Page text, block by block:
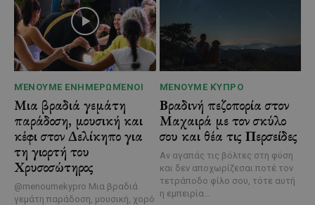
ΜΈΝΟΥΜΕ ΕΝΗΜΕΡΩΜΈΝΟΙ
Μια βραδιά γεμάτη
παράδοση, μουσική και
κέφι στον Δελίκηπο για
τη γιορτή του
Χρυσοσώτηρος
@menoumekypro Μια βραδιά
γεμάτη παράδοση, μουσική, χορό
ΜΈΝΟΥΜΕ ΚΎΠΡΟ
Βραδινή πεζοπορία στον
Μαχαιρά με τον σκύλο
σου και θέα τις Περσείδες
Αν αγαπάς τις βόλτες στη φύση
και δεν αποχωρίζεσαι ποτέ τον
τετράποδο φίλο σου, τότε αυτή
η εμπειρία...